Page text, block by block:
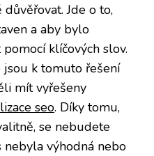
Jde o to,
a aby bylo
klíčových slov.
jsou k tomuto řešení
mít vyřešeny
seo. Díky tomu,
se nebudete
nebyla výhodná nebo